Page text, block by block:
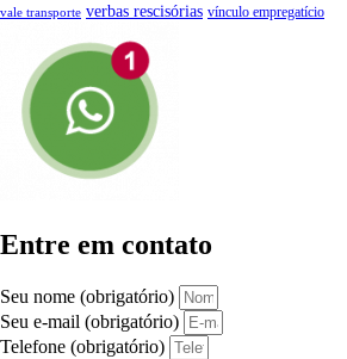
vale transporte verbas rescisórias vínculo empregatício
Entre em contato
Seu nome (obrigatório)
Seu e-mail (obrigatório)
Telefone (obrigatório)